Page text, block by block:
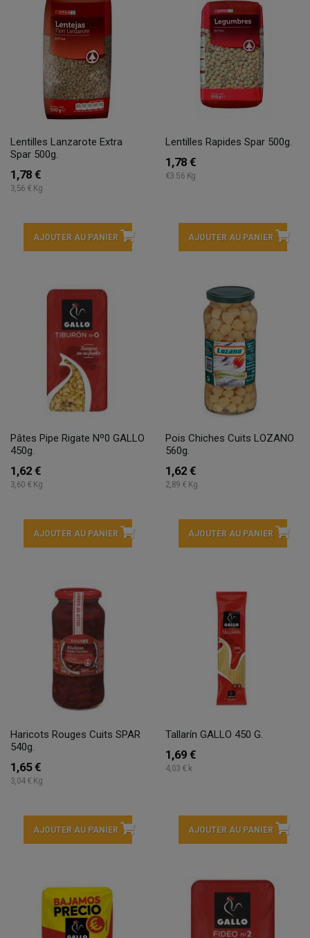
Lentilles Lanzarote Extra
Spar 500g.
1,78 €
3,56 € Kg
AJOUTER AU PANIER
Lentilles Rapides Spar 500g.
1,78 €
€3.56 Kg
AJOUTER AU PANIER
Pâtes Pipe Rigate Nº0 GALLO
450g.
1,62 €
3,60 € Kg
AJOUTER AU PANIER
Pois Chiches Cuits LOZANO
560g.
1,62 €
2,89 € Kg
AJOUTER AU PANIER
Haricots Rouges Cuits SPAR
540g.
1,65 €
3,04 € Kg
AJOUTER AU PANIER
Tallarín GALLO 450 G.
1,69 €
4,03 € k
AJOUTER AU PANIER